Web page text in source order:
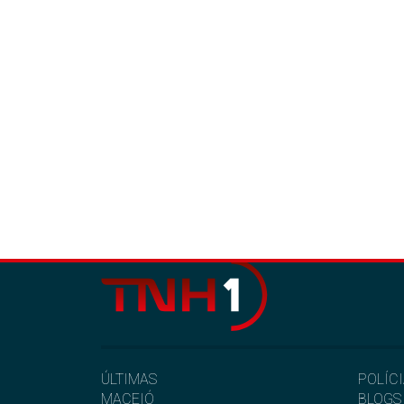
ÚLTIMAS
MACEIÓ
BLOGS